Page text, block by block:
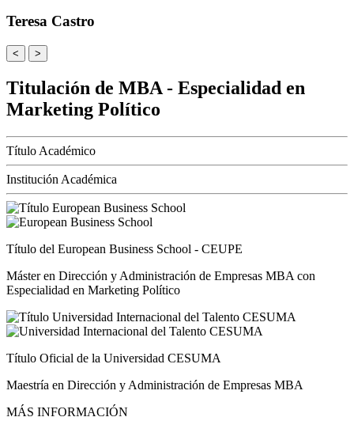
Teresa Castro
< >
Titulación de MBA - Especialidad en
Marketing Político
Título Académico
Institución Académica
Título del European Business School - CEUPE
Máster en Dirección y Administración de Empresas MBA con
Especialidad en Marketing Político
Título Oficial de la Universidad CESUMA
Maestría en Dirección y Administración de Empresas MBA
MÁS INFORMACIÓN